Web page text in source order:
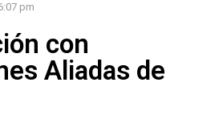
pm
con
Aliadas de